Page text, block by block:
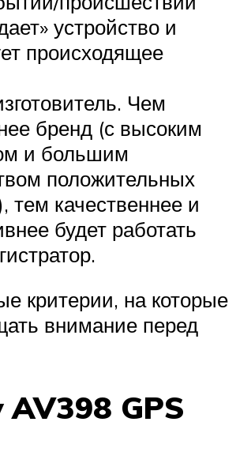
устройство и
происходящее
Чем
бренд (с высоким
и большим
положительных
тем качественнее и
будет работать
критерии, на которые
внимание перед
GPS